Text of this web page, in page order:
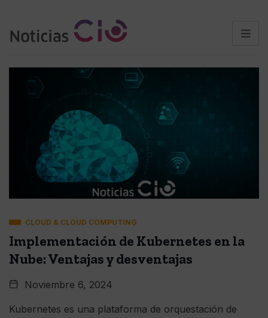
CLOUD & CLOUD COMPUTING
Implementación de Kubernetes en la
Nube: Ventajas y desventajas
Noviembre 6, 2024
Kubernetes es una plataforma de orquestación de